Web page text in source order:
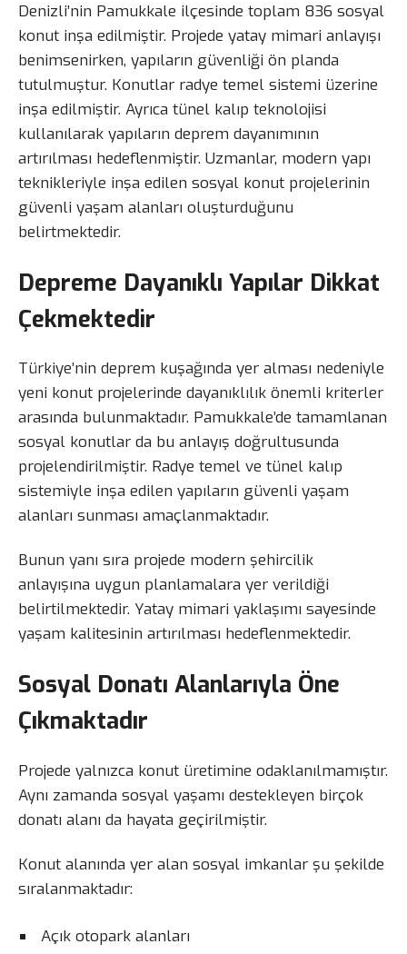
Denizli’nin Pamukkale ilçesinde toplam 836 sosyal
konut inşa edilmiştir. Projede yatay mimari anlayışı
benimsenirken, yapıların güvenliği ön planda
tutulmuştur. Konutlar radye temel sistemi üzerine
inşa edilmiştir. Ayrıca tünel kalıp teknolojisi
kullanılarak yapıların deprem dayanımının
artırılması hedeflenmiştir. Uzmanlar, modern yapı
teknikleriyle inşa edilen sosyal konut projelerinin
güvenli yaşam alanları oluşturduğunu
belirtmektedir.
Depreme Dayanıklı Yapılar Dikkat
Çekmektedir
Türkiye’nin deprem kuşağında yer alması nedeniyle
yeni konut projelerinde dayanıklılık önemli kriterler
arasında bulunmaktadır. Pamukkale’de tamamlanan
sosyal konutlar da bu anlayış doğrultusunda
projelendirilmiştir. Radye temel ve tünel kalıp
sistemiyle inşa edilen yapıların güvenli yaşam
alanları sunması amaçlanmaktadır.
Bunun yanı sıra projede modern şehircilik
anlayışına uygun planlamalara yer verildiği
belirtilmektedir. Yatay mimari yaklaşımı sayesinde
yaşam kalitesinin artırılması hedeflenmektedir.
Sosyal Donatı Alanlarıyla Öne
Çıkmaktadır
Projede yalnızca konut üretimine odaklanılmamıştır.
Aynı zamanda sosyal yaşamı destekleyen birçok
donatı alanı da hayata geçirilmiştir.
Konut alanında yer alan sosyal imkanlar şu şekilde
sıralanmaktadır:
Açık otopark alanları